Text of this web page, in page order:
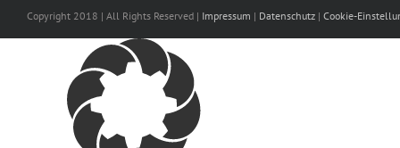
Copyright 2018 | All Rights Reserved | Impressum | Datenschutz | Cookie-